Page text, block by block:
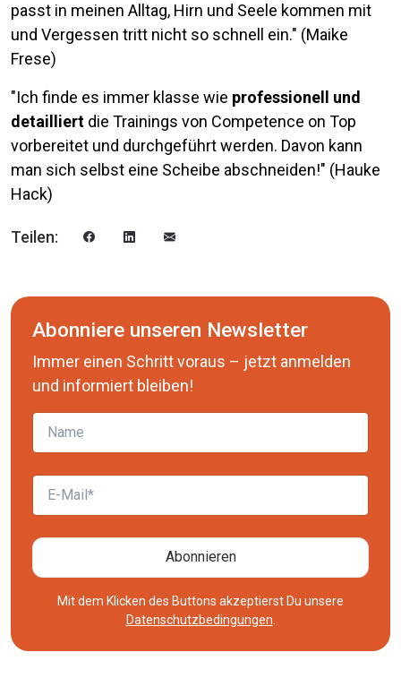
passt in meinen Alltag, Hirn und Seele kommen mit
und Vergessen tritt nicht so schnell ein." (Maike
Frese)
"Ich finde es immer klasse wie professionell und
detailliert die Trainings von Competence on Top
vorbereitet und durchgeführt werden. Davon kann
man sich selbst eine Scheibe abschneiden!" (Hauke
Hack)
Teilen:
Abonniere unseren Newsletter
Immer einen Schritt voraus – jetzt anmelden
und informiert bleiben!
Name
E-Mail
Abonnieren
Mit dem Klicken des Buttons akzeptierst Du unsere
Datenschutzbedingungen